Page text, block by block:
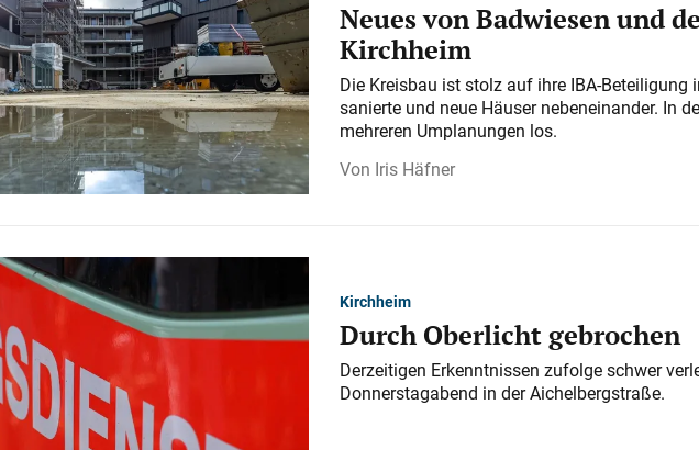
Neues von Badwiesen und
Kirchheim
Die Kreisbau ist stolz auf ihre IBA-Beteiligung
sanierte und neue Häuser nebeneinander. In
mehreren Umplanungen los.
Iris Häfner
Kirchheim
Durch Oberlicht gebrochen
Derzeitigen Erkenntnissen zufolge schwer
Donnerstagabend in der Aichelbergstraße.